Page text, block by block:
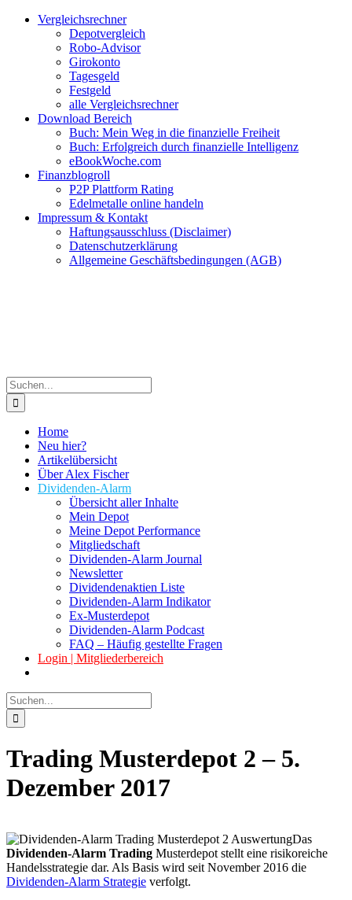
Zum
Facebook
Twitter
Instagram
Pinterest
YouTubeVergleichsrechner
Depotvergleich
Robo-Advisor
Girokonto
Tagesgeld
Festgeld
alle Vergleichsrechner
Download Bereich
Buch: Mein Weg in die finanzielle Freiheit
Buch: Erfolgreich durch finanzielle Intelligenz
eBookWoche.com
Finanzblogroll
P2P Plattform Rating
Edelmetalle online handeln
Impressum & Kontakt
Haftungsausschluss (Disclaimer)
Datenschutzerklärung
Allgemeine Geschäftsbedingungen (AGB)
Suche
nach:
Home
Neu hier?
Artikelübersicht
Über Alex Fischer
Dividenden-Alarm
Übersicht aller Inhalte
Mein Depot
Meine Depot Performance
Mitgliedschaft
Dividenden-Alarm Journal
Newsletter
Dividendenaktien Liste
Dividenden-Alarm Indikator
Ex-Musterdepot
Dividenden-Alarm Podcast
FAQ – Häufig gestellte Fragen
Login | Mitgliederbereich
Suche
nach:
Trading Musterdepot 2 – 5.
Dezember 2017
Das
Dividenden-Alarm Trading Musterdepot stellt eine risikoreiche
Handelsstrategie dar. Als Basis wird seit November 2016 die
Dividenden-Alarm Strategie verfolgt.